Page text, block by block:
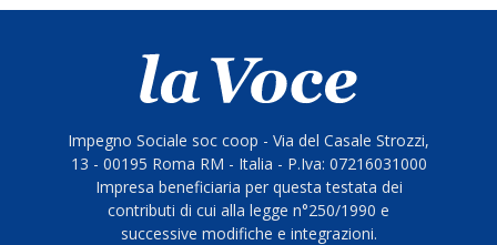
Impegno Sociale soc coop - Via del Casale Strozzi,
13 - 00195 Roma RM - Italia - P.Iva: 07216031000
Impresa beneficiaria per questa testata dei
contributi di cui alla legge n°250/1990 e
successive modifiche e integrazioni.